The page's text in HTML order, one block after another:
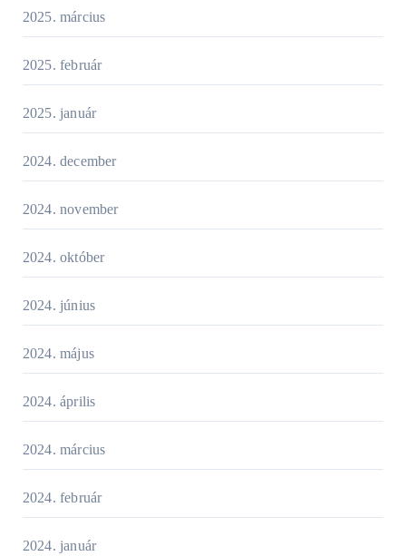
2025. március
2025. február
2025. január
2024. december
2024. november
2024. október
2024. június
2024. május
2024. április
2024. március
2024. február
2024. január